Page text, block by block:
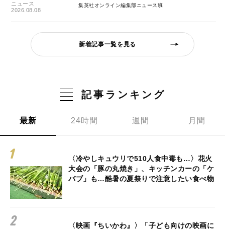
ニュース
2026.08.08
集英社オンライン編集部ニュース班
新着記事一覧を見る
記事ランキング
最新 24時間 週間 月間
〈冷やしキュウリで510人食中毒も…〉花火
大会の「豚の丸焼き」、キッチンカーの「ケ
バブ」も…酷暑の夏祭りで注意したい食べ物
〈映画『ちいかわ』〉「子ども向けの映画に